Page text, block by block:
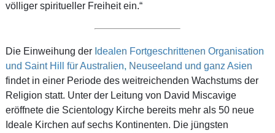
völliger spiritueller Freiheit ein.“
Die Einweihung der Idealen Fortgeschrittenen Organisation
und Saint Hill für Australien, Neuseeland und ganz Asien
findet in einer Periode des weitreichenden Wachstums der
Religion statt. Unter der Leitung von David Miscavige
eröffnete die Scientology Kirche bereits mehr als 50 neue
Ideale Kirchen auf sechs Kontinenten. Die jüngsten